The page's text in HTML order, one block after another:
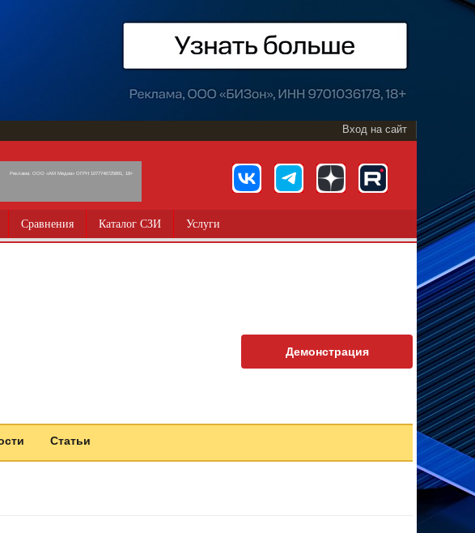
Вход на сайт
Реклама. ООО «АМ Медиа» ОГРН 1077746725891, 18+
Сравнения Каталог СЗИ Услуги
Демонстрация
Статьи